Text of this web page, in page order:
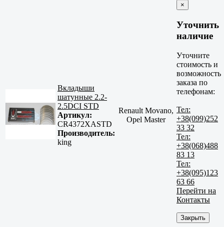
Вкладыши
шатунные 2.2-
2.5DCI STD
Артикул:
CR4372XASTD
Производитель:
king
Renault Movano,
Opel Master
×
Уточнить
наличие
Уточните
стоимость и
возможность
заказа по
телефонам:
Тел:
+38(099)252
33 32
Тел:
+38(068)488
83 13
Тел:
+38(095)123
63 66
Перейти на
Контакты
Закрыть